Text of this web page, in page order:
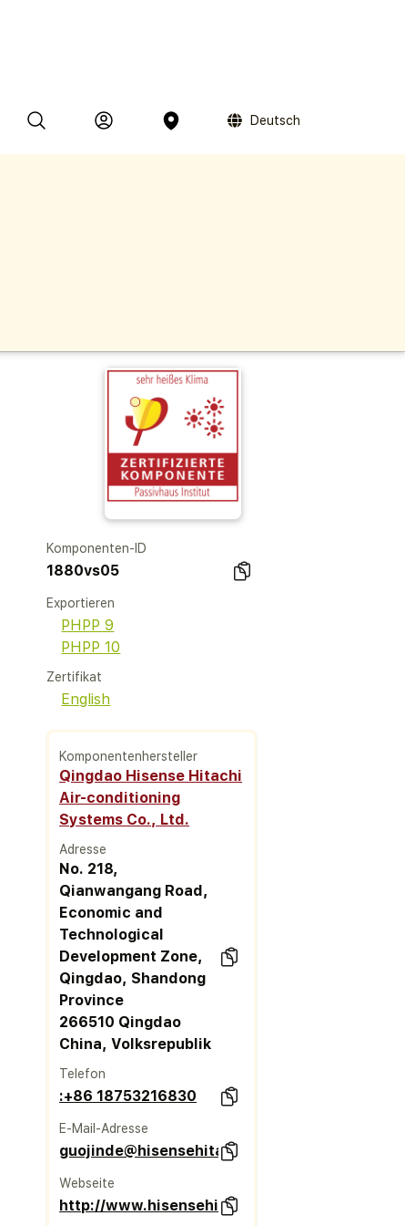
Deutsch
Komponenten-ID
1880vs05
Exportieren
PHPP 9
PHPP 10
Zertifikat
English
Komponentenhersteller
Qingdao Hisense Hitachi
Air-conditioning
Systems Co., Ltd.
Adresse
No. 218,
Qianwangang Road,
Economic and
Technological
Development Zone,
Qingdao, Shandong
Province
266510 Qingdao
China, Volksrepublik
Telefon
:+86 18753216830
E-Mail-Adresse
guojinde@hisensehitachi.com
Webseite
http://www.hisensehitachi.com